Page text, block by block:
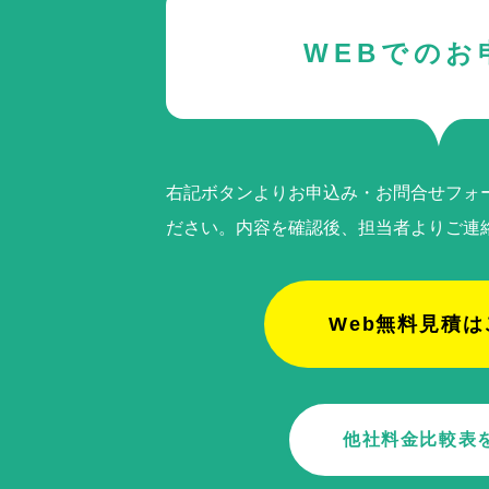
WEBでのお
右記ボタンよりお申込み・お問合せフォ
ださい。内容を確認後、担当者よりご連
Web無料見積は
他社料金比較表